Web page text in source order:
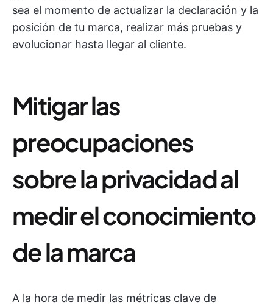
sea el momento de actualizar la declaración y la
posición de tu marca, realizar más pruebas y
evolucionar hasta llegar al cliente.
Mitigar las
preocupaciones
sobre la privacidad al
medir el conocimiento
de la marca
A la hora de medir las métricas clave de